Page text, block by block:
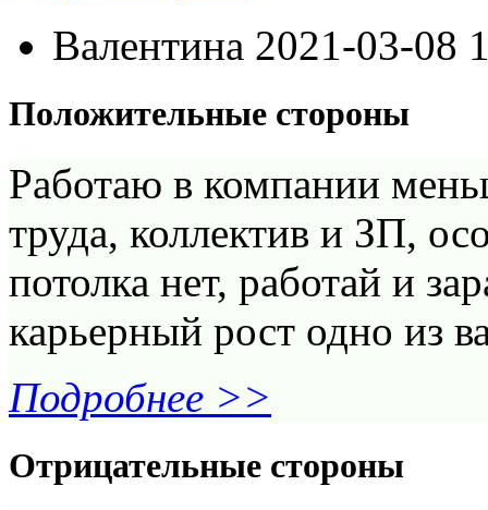
Валентина 2021-03-08
Положительные стороны
Работаю в компании
труда, коллектив и ЗП,
потолка нет, работай и
карьерный рост одно из
Подробнее >>
Отрицательные стороны